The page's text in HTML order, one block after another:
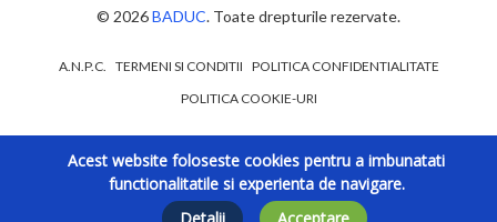
© 2026BADUC. Toate drepturile rezervate.
A.N.P.C. TERMENI SI CONDITII POLITICA CONFIDENTIALITATE
POLITICA COOKIE-URI
Acest website foloseste cookies pentru a imbunatati
functionalitatile si experienta de navigare.